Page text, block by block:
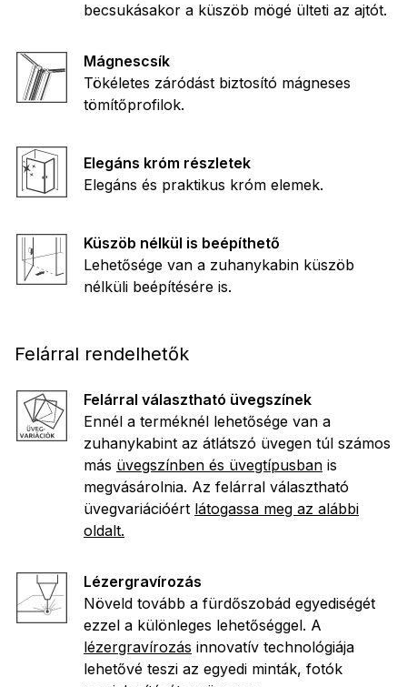
becsukásakor a küszöb mögé ülteti az ajtót.
Mágnescsík
Tökéletes záródást biztosító mágneses
tömítőprofilok.
Elegáns króm részletek
Elegáns és praktikus króm elemek.
Küszöb nélkül is beépíthető
Lehetősége van a zuhanykabin küszöb
nélküli beépítésére is.
Felárral rendelhetők
Felárral választható üvegszínek
Ennél a terméknél lehetősége van a
zuhanykabint az átlátszó üvegen túl számos
más üvegszínben és üvegtípusban is
megvásárolnia. Az felárral választható
üvegvariációért látogassa meg az alábbi
oldalt.
Lézergravírozás
Növeld tovább a fürdőszobád egyediségét
ezzel a különleges lehetőséggel. A
lézergravírozás innovatív technológiája
lehetővé teszi az egyedi minták, fotók